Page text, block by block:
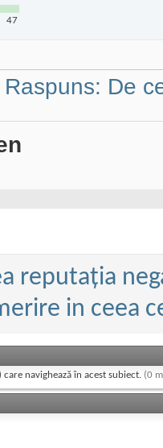
47
Raspuns: De
reputația
in ceea
navighează în acest subiect. (0